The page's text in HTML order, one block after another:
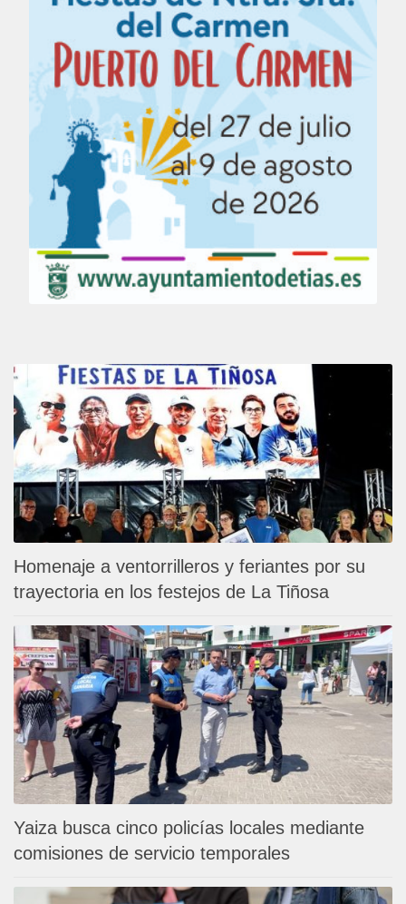
Homenaje a ventorrilleros y feriantes por su
trayectoria en los festejos de La Tiñosa
Yaiza busca cinco policías locales mediante
comisiones de servicio temporales